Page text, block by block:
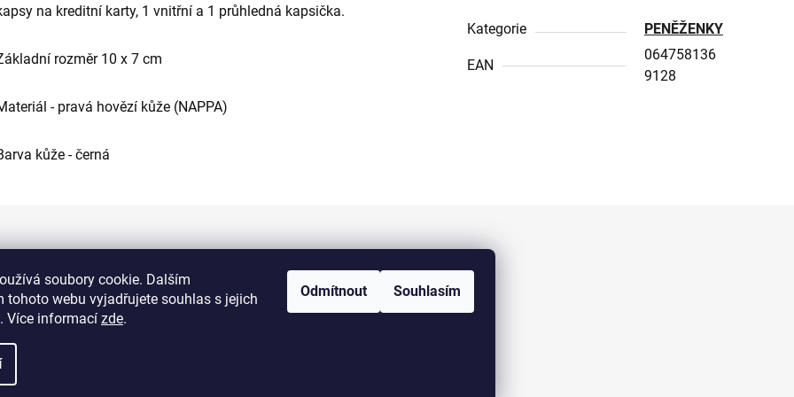
soubory cookie. Dalším
tohoto webu vyjadřujete souhlas s jejich
Více informací zde.
Odmítnout Souhlasím
na kreditní karty, 1 vnitřní a 1 průhledná kapsička.
rozměr 10 x 7 cm
- pravá hovězí kůže (NAPPA)
kůže - černá
Kategorie PENĚŽENKY
EAN
064758136
9128
Informace pro vás
Kontakty
Facebook